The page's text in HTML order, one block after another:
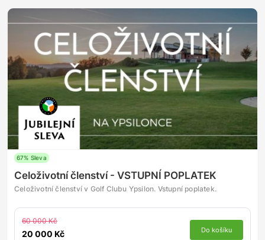
67% Sleva
Celoživotní členství - VSTUPNÍ POPLATEK
Celoživotní členství v Golf Clubu Ypsilon. Vstupní poplatek.
60 000 Kč
20 000 Kč Do košíku